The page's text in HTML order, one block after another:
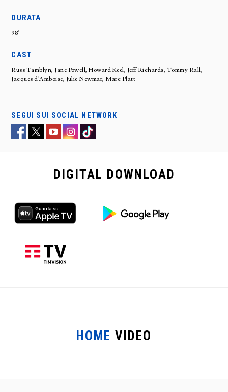
DURATA
98'
CAST
Russ Tamblyn, Jane Powell, Howard Keel, Jeff Richards, Tommy Rall,
Jacques d'Amboise, Julie Newmar, Marc Platt
SEGUI SUI SOCIAL NETWORK
DIGITAL DOWNLOAD
HOME VIDEO